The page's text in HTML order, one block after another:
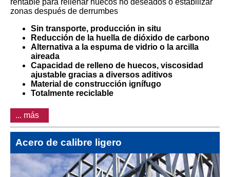
rentable para rellenar huecos no deseados o estabilizar
zonas después de derrumbes
Sin transporte, producción in situ
Reducción de la huella de dióxido de carbono
Alternativa a la espuma de vidrio o la arcilla
aireada
Capacidad de relleno de huecos, viscosidad
ajustable gracias a diversos aditivos
Material de construcción ignífugo
Totalmente reciclable
... más
Acero de calibre ligero